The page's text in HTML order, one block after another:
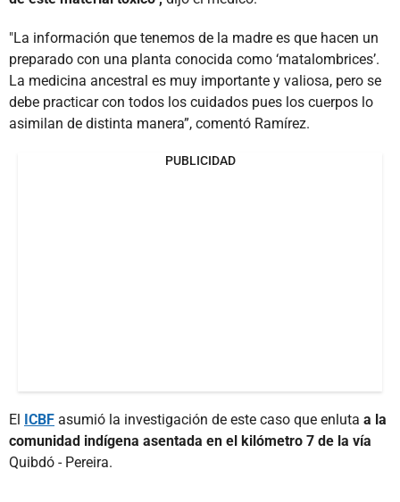
"La información que tenemos de la madre es que hacen un
preparado con una planta conocida como ‘matalombrices’.
La medicina ancestral es muy importante y valiosa, pero se
debe practicar con todos los cuidados pues los cuerpos lo
asimilan de distinta manera”, comentó Ramírez.
PUBLICIDAD
El ICBF asumió la investigación de este caso que enluta a la
comunidad indígena asentada en el kilómetro 7 de la vía
Quibdó - Pereira.